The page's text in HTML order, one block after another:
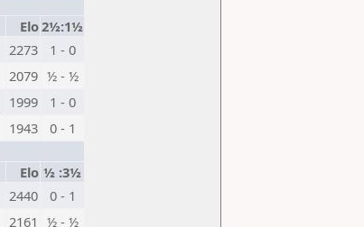
Elo2½:1½
2273
1 - 0
2079 ½ - ½
1999
1 - 0
1943
0 - 1
Elo ½ :3½
2440
0 - 1
2161 ½ - ½